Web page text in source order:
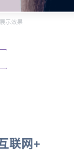
示效果
联网+